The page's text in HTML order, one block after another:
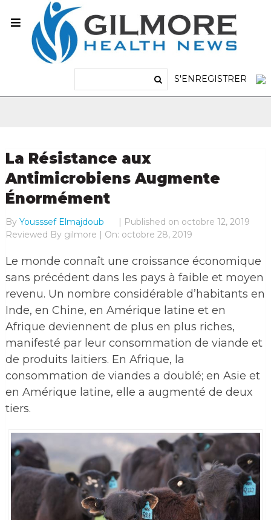
S'ENREGISTRER
La Résistance aux
Antimicrobiens Augmente
Énormément
By Yousssef Elmajdoub Published on octobre 12, 2019
Reviewed By gilmore | On: octobre 28, 2019
Le monde connaît une croissance économique
sans précédent dans les pays à faible et moyen
revenu. Un nombre considérable d’habitants en
Inde, en Chine, en Amérique latine et en
Afrique deviennent de plus en plus riches,
manifesté par leur consommation de viande et
de produits laitiers. En Afrique, la
consommation de viandes a doublé; en Asie et
en Amérique latine, elle a augmenté de deux
tiers.